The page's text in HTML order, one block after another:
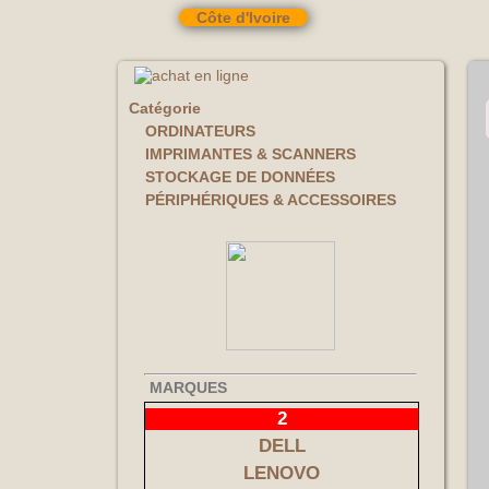
Côte d'Ivoire
Catégorie
ORDINATEURS
IMPRIMANTES & SCANNERS
STOCKAGE DE DONNÉES
PÉRIPHÉRIQUES & ACCESSOIRES
MARQUES
2
DELL
LENOVO